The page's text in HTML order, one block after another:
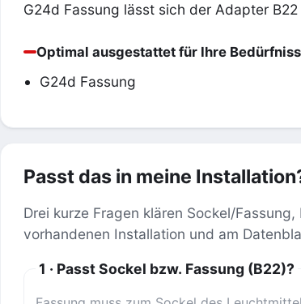
G24d Fassung lässt sich der Adapter
Optimal ausgestattet für Ihre
G24d Fassung
Passt das in meine
Drei kurze Fragen klären Sockel/
vorhandenen Installation und am
1 · Passt Sockel bzw. Fassung (B22)?